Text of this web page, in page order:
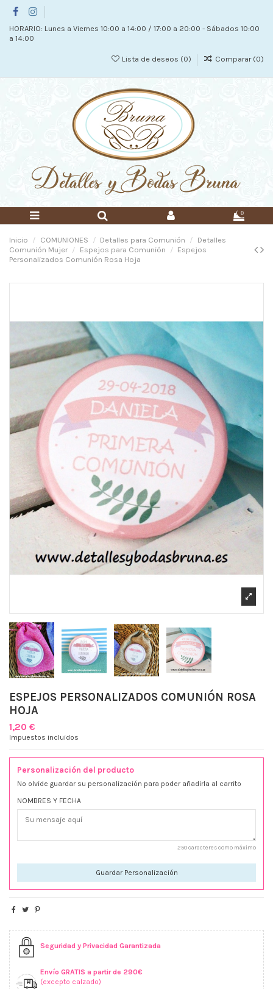
HORARIO: Lunes a Viernes 10:00 a 14:00 / 17:00 a 20:00 - Sábados 10:00
a 14:00
Lista de deseos (0) Comparar (0)
0
Inicio COMUNIONES Detalles para Comunión
Detalles
Comunión Mujer
Espejos para Comunión
Espejos
Personalizados Comunión Rosa Hoja
ESPEJOS PERSONALIZADOS COMUNIÓN ROSA
HOJA
1,20 €
Impuestos incluidos
Personalización del producto
No olvide guardar su personalización para poder añadirla al carrito
NOMBRES Y FECHA
250 caracteres como máximo
Guardar Personalización
Seguridad y Privacidad Garantizada
Envío GRATIS a partir de 290€
(excepto calzado)